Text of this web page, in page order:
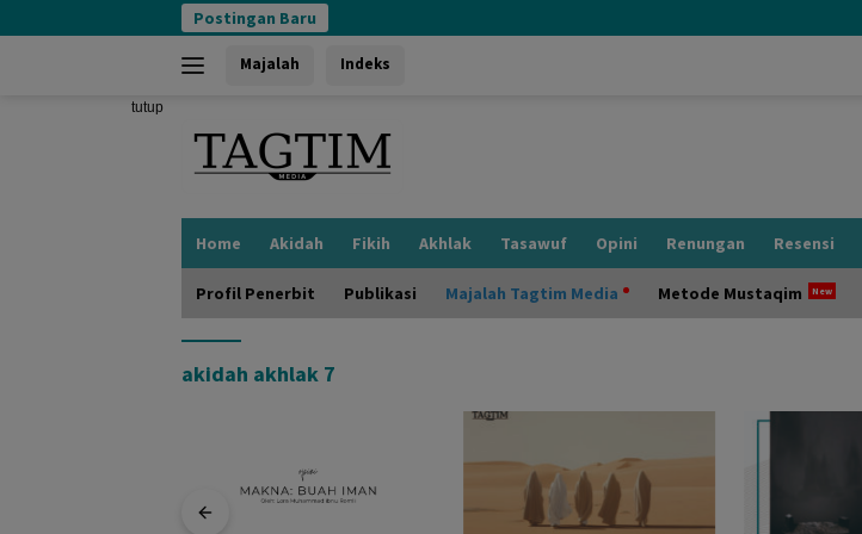
ke
Postingan Baru
Majalah Indeks
tutup
Home Akidah Fikih Akhlak Tasawuf Opini Renungan Resensi
Profil Penerbit Publikasi Majalah Tagtim Media Metode Mustaqim
akidah akhlak 7